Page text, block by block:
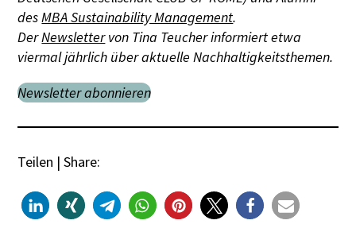
desMBA Sustainability Management.
DerNewslettervon Tina Teucher informiert etwa
viermal jährlich über aktuelle Nachhaltigkeitsthemen.
Newsletter abonnieren
Teilen | Share: